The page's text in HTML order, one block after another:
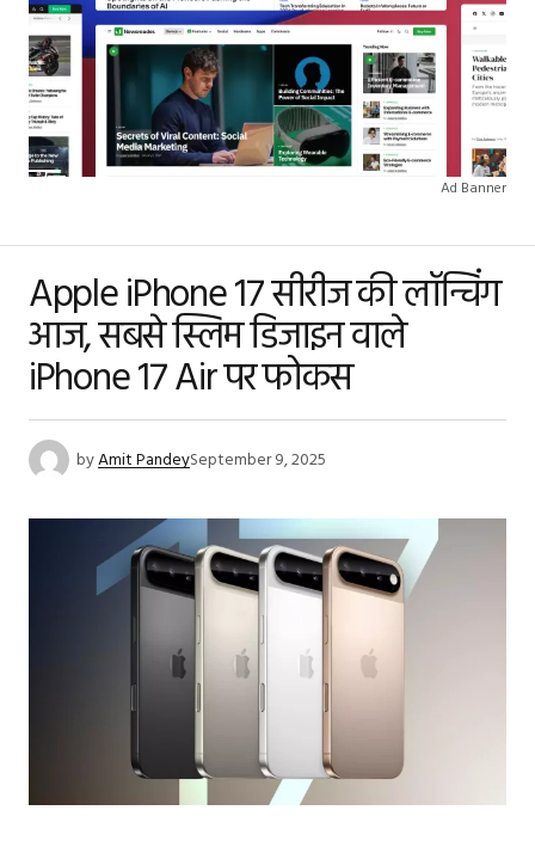
Ad Banner
Apple iPhone 17 सीरीज की लॉन्चिंग
आज, सबसे स्लिम डिजाइन वाले
iPhone 17 Air पर फोकस
byAmit PandeySeptember 9, 2025